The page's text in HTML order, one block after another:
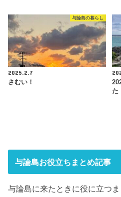
与論島の暮らし
2025.2.7
さむい！
た
与論島お役立ちまとめ記事
与論島に来たときに役に立つ